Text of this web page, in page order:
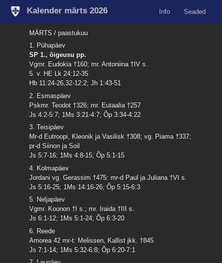
Kalender märts 2026 Info Seaded
MÄRTS / paastukuu
1. Pühapäev
SP 1., õigeusu pp.
Vgmr. Eudokia †160; mr. Antoniina †IV s.
5. v. HE Lk 24:12-35
Hb 11:24-26,32-12:2; Jh 1:43-51
2. Esmaspäev
Pskmr. Teodot †326; mr. Eutaalia †257
Js 4:2-5:7; 1Ms 3:21-4:7; Õp 3:34-4:22
3. Teisipäev
Mr-d Eutroopi, Kleonik ja Vasilisk †308; vg. Piama †337;
pr-d Siinon ja Soil
Js 5:7-16; 1Ms 4:8-15; Õp 5:1-15
4. Kolmapäev
Jordani vg. Gerassim †475: mr-d Paul ja Juliana †VI s.
Js 5:16-25; 1Ms 14:16-26; Õp 5:15-6:3
5. Neljapäev
Vgmr. Koonon †I s.; mr. Iraida †III s.
Js 6:1-12; 1Ms 5:1-24; Õp 6:3-20
6. Reede
Amorea 42 mr-t: Melissen, Kallist jkk. †845
Js 7:1-14; 1Ms 5:32-6:8; Õp 6:20-7:1